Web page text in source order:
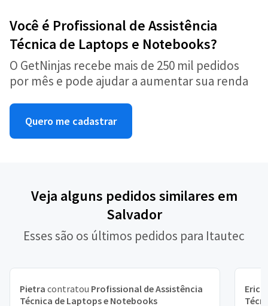
Você é Profissional de Assistência
Técnica de Laptops e Notebooks?
O GetNinjas recebe mais de 250 mil pedidos
por mês e pode ajudar a aumentar sua renda
Quero me cadastrar
Veja alguns pedidos similares em
Salvador
Esses são os últimos pedidos para Itautec
Pietra contratou Profissional de Assistência
Técnica de Laptops e Notebooks
Erick